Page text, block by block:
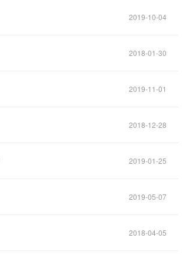
2019-10-04
2018-01-30
2019-11-01
2018-12-28
2019-01-25
2019-05-07
2018-04-05